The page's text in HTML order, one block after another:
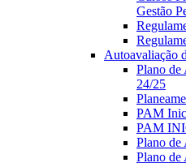
Gestão
Autoavaliação
Plano de
24/25
PAM
PAM
Plano de
Plano de